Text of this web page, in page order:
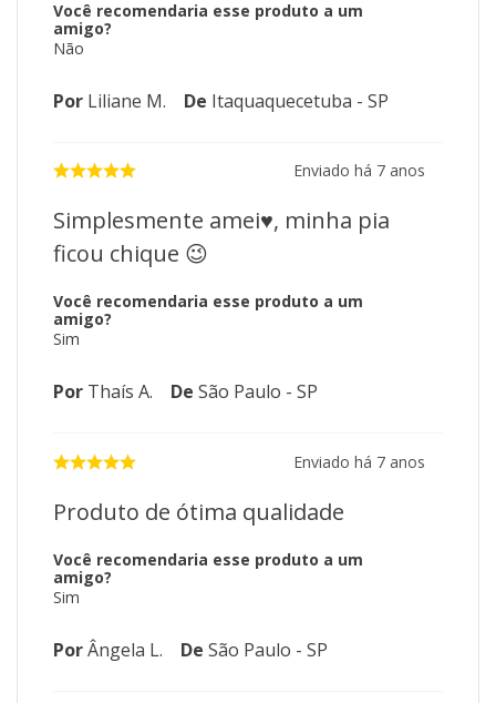
Você recomendaria esse produto a um
amigo?
Não
Por Liliane M. De Itaquaquecetuba - SP
Enviado há 7 anos
Simplesmente amei♥️, minha pia
ficou chique 😉
Você recomendaria esse produto a um
amigo?
Sim
Por Thaís A. De São Paulo - SP
Enviado há 7 anos
Produto de ótima qualidade
Você recomendaria esse produto a um
amigo?
Sim
PorÂngela L. De São Paulo - SP